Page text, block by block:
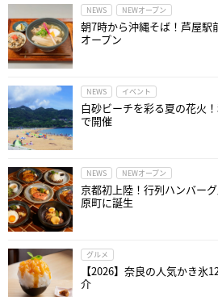
NEWS NEWオープン
朝7時から沖縄そば！芦屋駅
オープン
NEWS イベント
白砂ビーチを彩る夏の花火
で開催
NEWS NEWオープン
京都初上陸！行列ハンバー
原町に誕生
グルメ
【2026】奈良の人気かき氷
介